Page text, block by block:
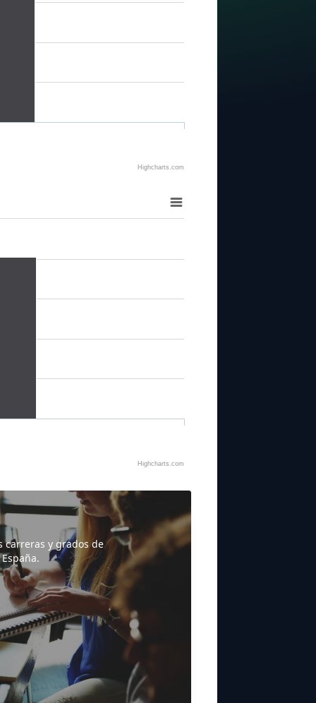
Highcharts.com
Highcharts.com
carreras y grados de